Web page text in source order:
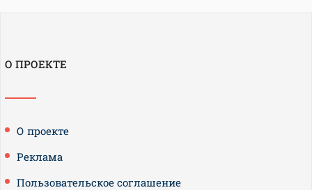
О ПРОЕКТЕ
О проекте
Реклама
Пользовательское соглашение